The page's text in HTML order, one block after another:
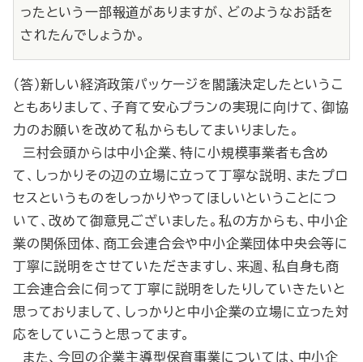
ったという一部報道がありますが、どのようなお話を
されたんでしょうか。
（答）新しい経済政策パッケージを閣議決定したというこ
ともありまして、子育て安心プランの実現に向けて、御協
力のお願いを改めて私からもしてまいりました。
三村会頭からは中小企業、特に小規模事業者も含め
て、しっかりその辺の立場に立って丁寧な説明、またプロ
セスというものをしっかりやってほしいということにつ
いて、改めて御意見ございました。私の方からも、中小企
業の関係団体、商工会連合会や中小企業団体中央会等に
丁寧に説明をさせていただきますし、来週、私自身も商
工会連合会に伺って丁寧に説明をしたりしていきたいと
思っておりまして、しっかりと中小企業の立場に立った対
応をしていこうと思ってます。
また、今回の企業主導型保育事業については、中小企